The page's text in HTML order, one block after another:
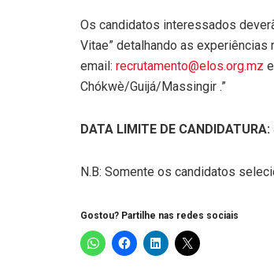
Os candidatos interessados
Vitae” detalhando as
email: recrutamento@elos.org.mz
Chókwè/Guijá/Massingir .”
DATA LIMITE DE CANDIDATURA:
N.B: Somente os candidatos
Gostou? Partilhe nas redes sociais